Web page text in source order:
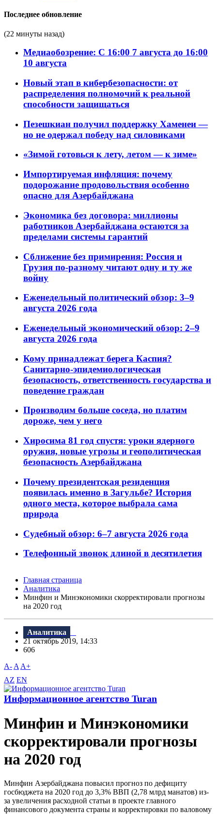
Последнее обновление
(22 минуты назад)
Медиаобозрение: С 16:00 7 августа до 16:00
10 августа
Новый этап в кибербезопасности: от
распределения полномочий к реальной
способности защищаться
Пезешкиан получил поддержку Хаменеи —
но не одержал победу над силовиками
«Зимой готовься к лету, летом — к зиме»
Импортируемая инфляция: почему
подорожание продовольствия особенно
опасно для Азербайджана
Экономика без договора: миллионы
работников Азербайджана остаются за
пределами системы гарантий
Сближение без примирения: Россия и
Грузия по-разному читают одну и ту же
войну
Еженедельный политический обзор: 3–9
августа 2026 года
Еженедельный экономический обзор: 2–9
августа 2026 года
Кому принадлежат берега Каспия?
Санитарно-эпидемиологическая
безопасность, ответственность государства и
поведение граждан
Производим больше соседа, но платим
дороже, чем у него
Хиросима 81 год спустя: уроки ядерного
оружия, новые угрозы и геополитическая
безопасность Азербайджана
Почему президентская резиденция
появилась именно в Загульбе? История
одного места, которое выбрала сама
природа
Судебный обзор: 6–7 августа 2026 года
Телефонный звонок длиной в десятилетия
Главная страница
Аналитика
Минфин и Минэкономики скорректировали прогнозы
на 2020 год
Аналитика
21 октябрь 2019, 14:33
606
A- A A+
AZ EN
Информационное агентство Turan
Минфин и Минэкономики
скорректировали прогнозы
на 2020 год
Минфин Азербайджана повысил прогноз по дефициту
госбюджета на 2020 год до 3,3% BBП (2,78 млрд манатов) из-
за увеличения расходной статьи в проекте главного
финансового документа страны и корректировки по валовому